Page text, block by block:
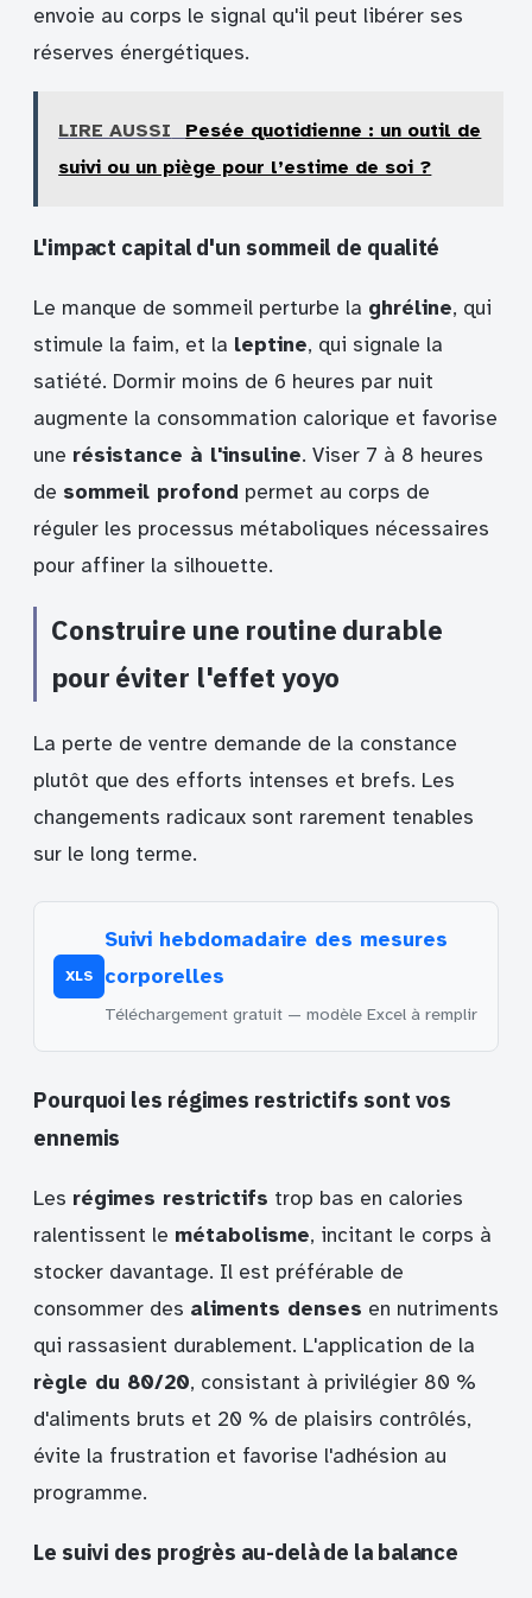
envoie au corps le signal qu'il peut libérer ses
réserves énergétiques.
LIRE AUSSI
Pesée quotidienne : un outil de
suivi ou un piège pour l’estime de soi ?
L'impact capital d'un sommeil de qualité
Le manque de sommeil perturbe la ghréline, qui
stimule la faim, et la leptine, qui signale la
satiété. Dormir moins de 6 heures par nuit
augmente la consommation calorique et favorise
une résistance à l'insuline. Viser 7 à 8 heures
de sommeil profond permet au corps de
réguler les processus métaboliques nécessaires
pour affiner la silhouette.
Construire une routine durable
pour éviter l'effet yoyo
La perte de ventre demande de la constance
plutôt que des efforts intenses et brefs. Les
changements radicaux sont rarement tenables
sur le long terme.
XLS
Suivi hebdomadaire des mesures
corporelles
Téléchargement gratuit — modèle Excel à remplir
Pourquoi les régimes restrictifs sont vos
ennemis
Les régimes restrictifs trop bas en calories
ralentissent le métabolisme, incitant le corps à
stocker davantage. Il est préférable de
consommer des aliments denses en nutriments
qui rassasient durablement. L'application de la
règle du 80/20, consistant à privilégier 80 %
d'aliments bruts et 20 % de plaisirs contrôlés,
évite la frustration et favorise l'adhésion au
programme.
Le suivi des progrès au-delà de la balance